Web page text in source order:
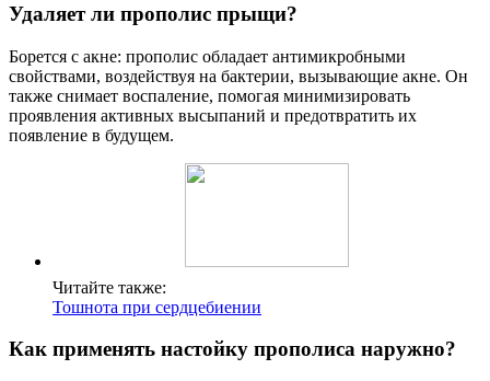
Удаляет ли прополис прыщи?
Борется с акне: прополис обладает антимикробными
свойствами, воздействуя на бактерии, вызывающие акне. Он
также снимает воспаление, помогая минимизировать
проявления активных высыпаний и предотвратить их
появление в будущем.
Читайте также:
Тошнота при сердцебиении
Как применять настойку прополиса наружно?